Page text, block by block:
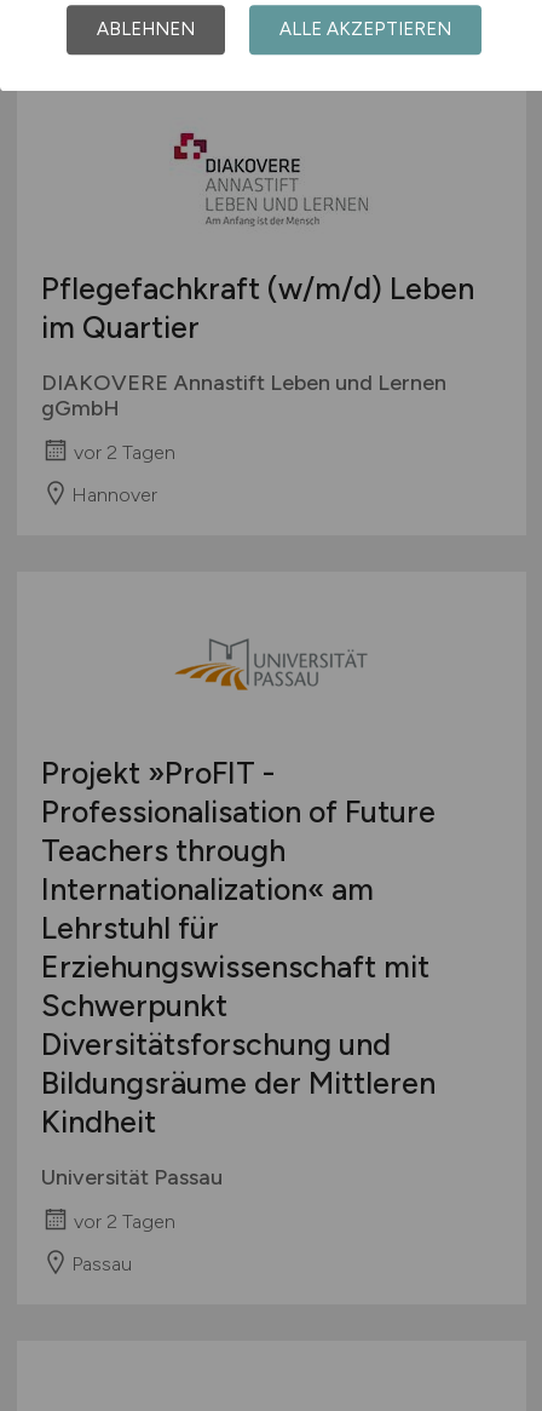
Zweibrücken
Pflegefachkraft (w/m/d) Leben
im Quartier
DIAKOVERE Annastift Leben und Lernen
gGmbH
vor 2 Tagen
Hannover
Projekt »ProFIT -
Professionalisation of Future
Teachers through
Internationalization« am
Lehrstuhl für
Erziehungswissenschaft mit
Schwerpunkt
Diversitätsforschung und
Bildungsräume der Mittleren
Kindheit
Universität Passau
vor 2 Tagen
Passau
ABLEHNEN ALLE AKZEPTIEREN